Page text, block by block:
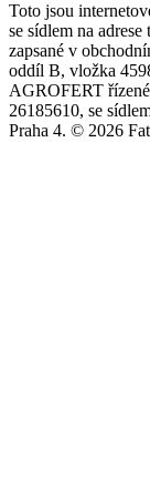
Toto jsou
se sídlem na
zapsané v
oddíl B, vložka
AGROFERT
26185610, se
Praha 4. © 2026